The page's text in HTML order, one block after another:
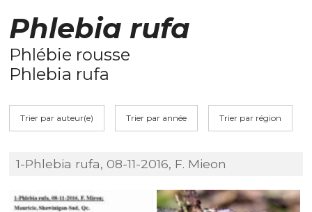
Phlebia rufa
Phlébie rousse
Phlebia rufa
Trier par auteur(e) Trier par année Trier par région
1-Phlebia rufa, 08-11-2016, F. Mieon